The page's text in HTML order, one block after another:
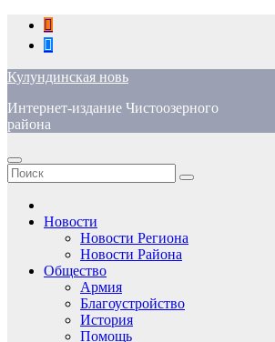
Перейти
содержимому
Кулундинская новь
Интернет-издание Чистоозерного
района
Новости
Новости Региона
Новости Района
Общество
Армия
Благоустройство
История
Помощь